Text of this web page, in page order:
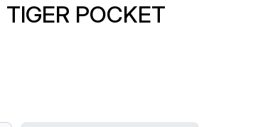
POCKET